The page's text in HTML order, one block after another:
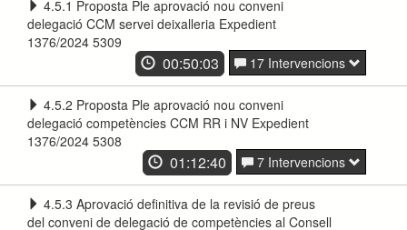
4.5.1 Proposta Ple aprovació nou conveni
delegació CCM servei deixalleria Expedient
1376/2024 5309
00:50:03 17 Intervencions
4.5.2 Proposta Ple aprovació nou conveni
delegació competències CCM RR i NV Expedient
1376/2024 5308
01:12:40 7 Intervencions
4.5.3 Aprovació definitiva de la revisió de preus
del conveni de delegació de competències al Consell